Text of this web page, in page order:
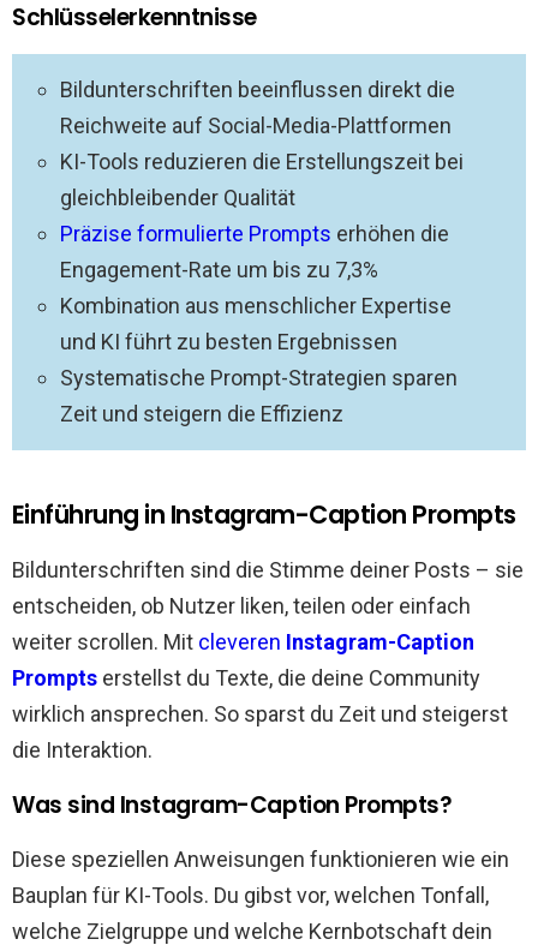
Schlüsselerkenntnisse
Bildunterschriften beeinflussen direkt die
Reichweite auf Social-Media-Plattformen
KI-Tools reduzieren die Erstellungszeit bei
gleichbleibender Qualität
Präzise formulierte Prompts erhöhen die
Engagement-Rate um bis zu 7,3%
Kombination aus menschlicher Expertise
und KI führt zu besten Ergebnissen
Systematische Prompt-Strategien sparen
Zeit und steigern die Effizienz
Einführung in Instagram-Caption Prompts
Bildunterschriften sind die Stimme deiner Posts – sie
entscheiden, ob Nutzer liken, teilen oder einfach
weiter scrollen. Mit cleveren Instagram-Caption
Prompts erstellst du Texte, die deine Community
wirklich ansprechen. So sparst du Zeit und steigerst
die Interaktion.
Was sind Instagram-Caption Prompts?
Diese speziellen Anweisungen funktionieren wie ein
Bauplan für KI-Tools. Du gibst vor, welchen Tonfall,
welche Zielgruppe und welche Kernbotschaft dein